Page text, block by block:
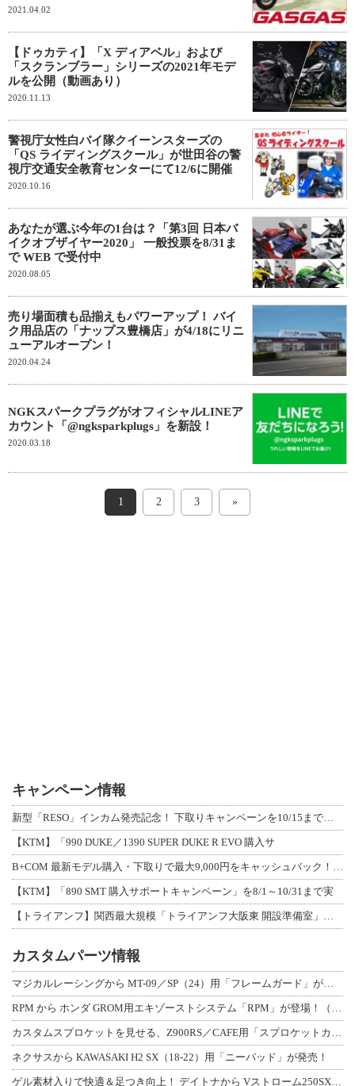
2021.04.02
【ドゥカティ】「X ディアベル」および
「スクランブラー」シリーズの2021年モデ
ルを公開（動画あり）
2020.11.13
警視庁女性白バイ隊クイーンスターズの
「QS ライディングスクール」が世田谷の警
視庁交通安全教育センターにて12/6に開催
2020.10.16
あなたが選ぶ今年の1台は？「第3回 日本バ
イクオブザイヤー2020」 一般投票を8/31ま
で WEB で受付中
2020.08.05
売り場面積も品揃えもパワーアップ！ バイ
ク用品店の「ナップス豊橋店」が4/18にリニ
ューアルオープン！
2020.04.24
NGKスパークプラグがオフィシャルLINEア
カウント「@ngksparkplugs」を新設！
2020.03.18
1 2 3 »
キャンペーン情報
新型「RESO」インカム発売記念！ 下取りキャンペーンを10/15まで延長して開
【KTM】「990 DUKE／1390 SUPER DUKE R EVO 購入サ
B+COM 最新モデル購入・下取りで最大9,000円をキャッシュバック！「B+F
【KTM】「890 SMT 購入サポートキャンペーン」を8/1～10/31まで実
【トライアンフ】関西最大規模「トライアンフ大阪東 開設準備室」がオープン！ 限定
カスタムパーツ情報
マジカルレーシングから MT-09／SP（24）用「フレームガード」が登場！
RPM から ホンダ GROM用エキゾーストシステム「RPM」が登場！（動画あり
カスタムスプロケットを見せる、Z900RS／CAFE用「スプロケットカバーフルキ
ネクサスから KAWASAKI H2 SX（18-22）用「ニーパッド」が発売！
ゲル素材入りで快適＆足つき向上！ デイトナから Vストローム250SX用「快適ロ